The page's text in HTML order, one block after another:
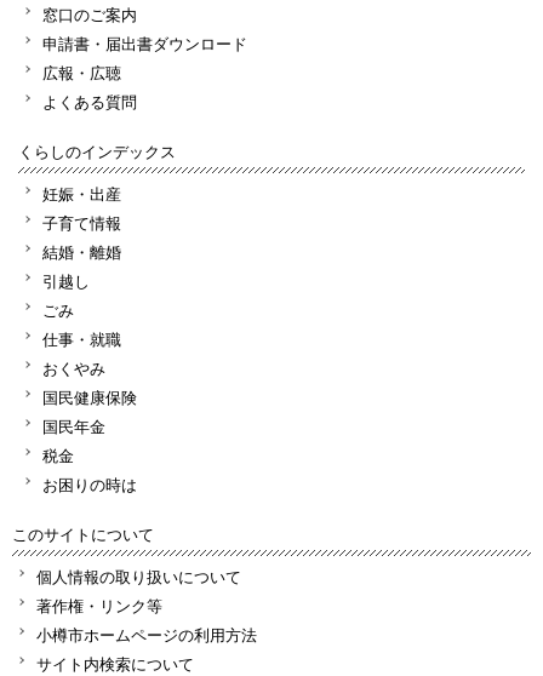
窓口のご案内
申請書・届出書ダウンロード
広報・広聴
よくある質問
くらしのインデックス
妊娠・出産
子育て情報
結婚・離婚
引越し
ごみ
仕事・就職
おくやみ
国民健康保険
国民年金
税金
お困りの時は
このサイトについて
個人情報の取り扱いについて
著作権・リンク等
小樽市ホームページの利用方法
サイト内検索について